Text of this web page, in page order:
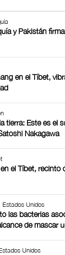
y Pakistán
en el Tíbet,
tierra: Este es el
Nakagawa
el Tíbet, recinto
Estados Unidos
las bacterias
de mascar
Unidos